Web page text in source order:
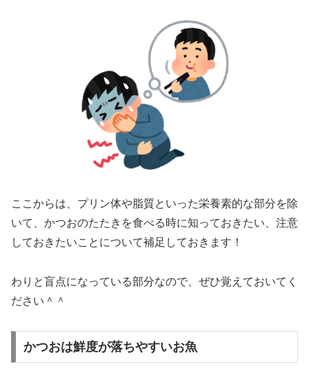
ここからは、プリン体や脂質といった栄養素的な部分を除
いて、かつおのたたきを食べる時に知っておきたい、注意
しておきたいことについて補足しておきます！
わりと盲点になっている部分なので、ぜひ覚えておいてく
ださい＾＾
かつおは鮮度が落ちやすいお魚